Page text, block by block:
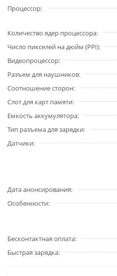
Процессор
Количество ядер процессора
Число пикселей на дюйм (PPI)
Видеопроцессор
Разъем для наушников
Соотношение сторон
Слот для карт памяти
Емкость аккумулятора
Тип разъема для зарядки
Датчики
Дата анонсирования
Особенности
Бесконтактная оплата
Быстрая зарядка